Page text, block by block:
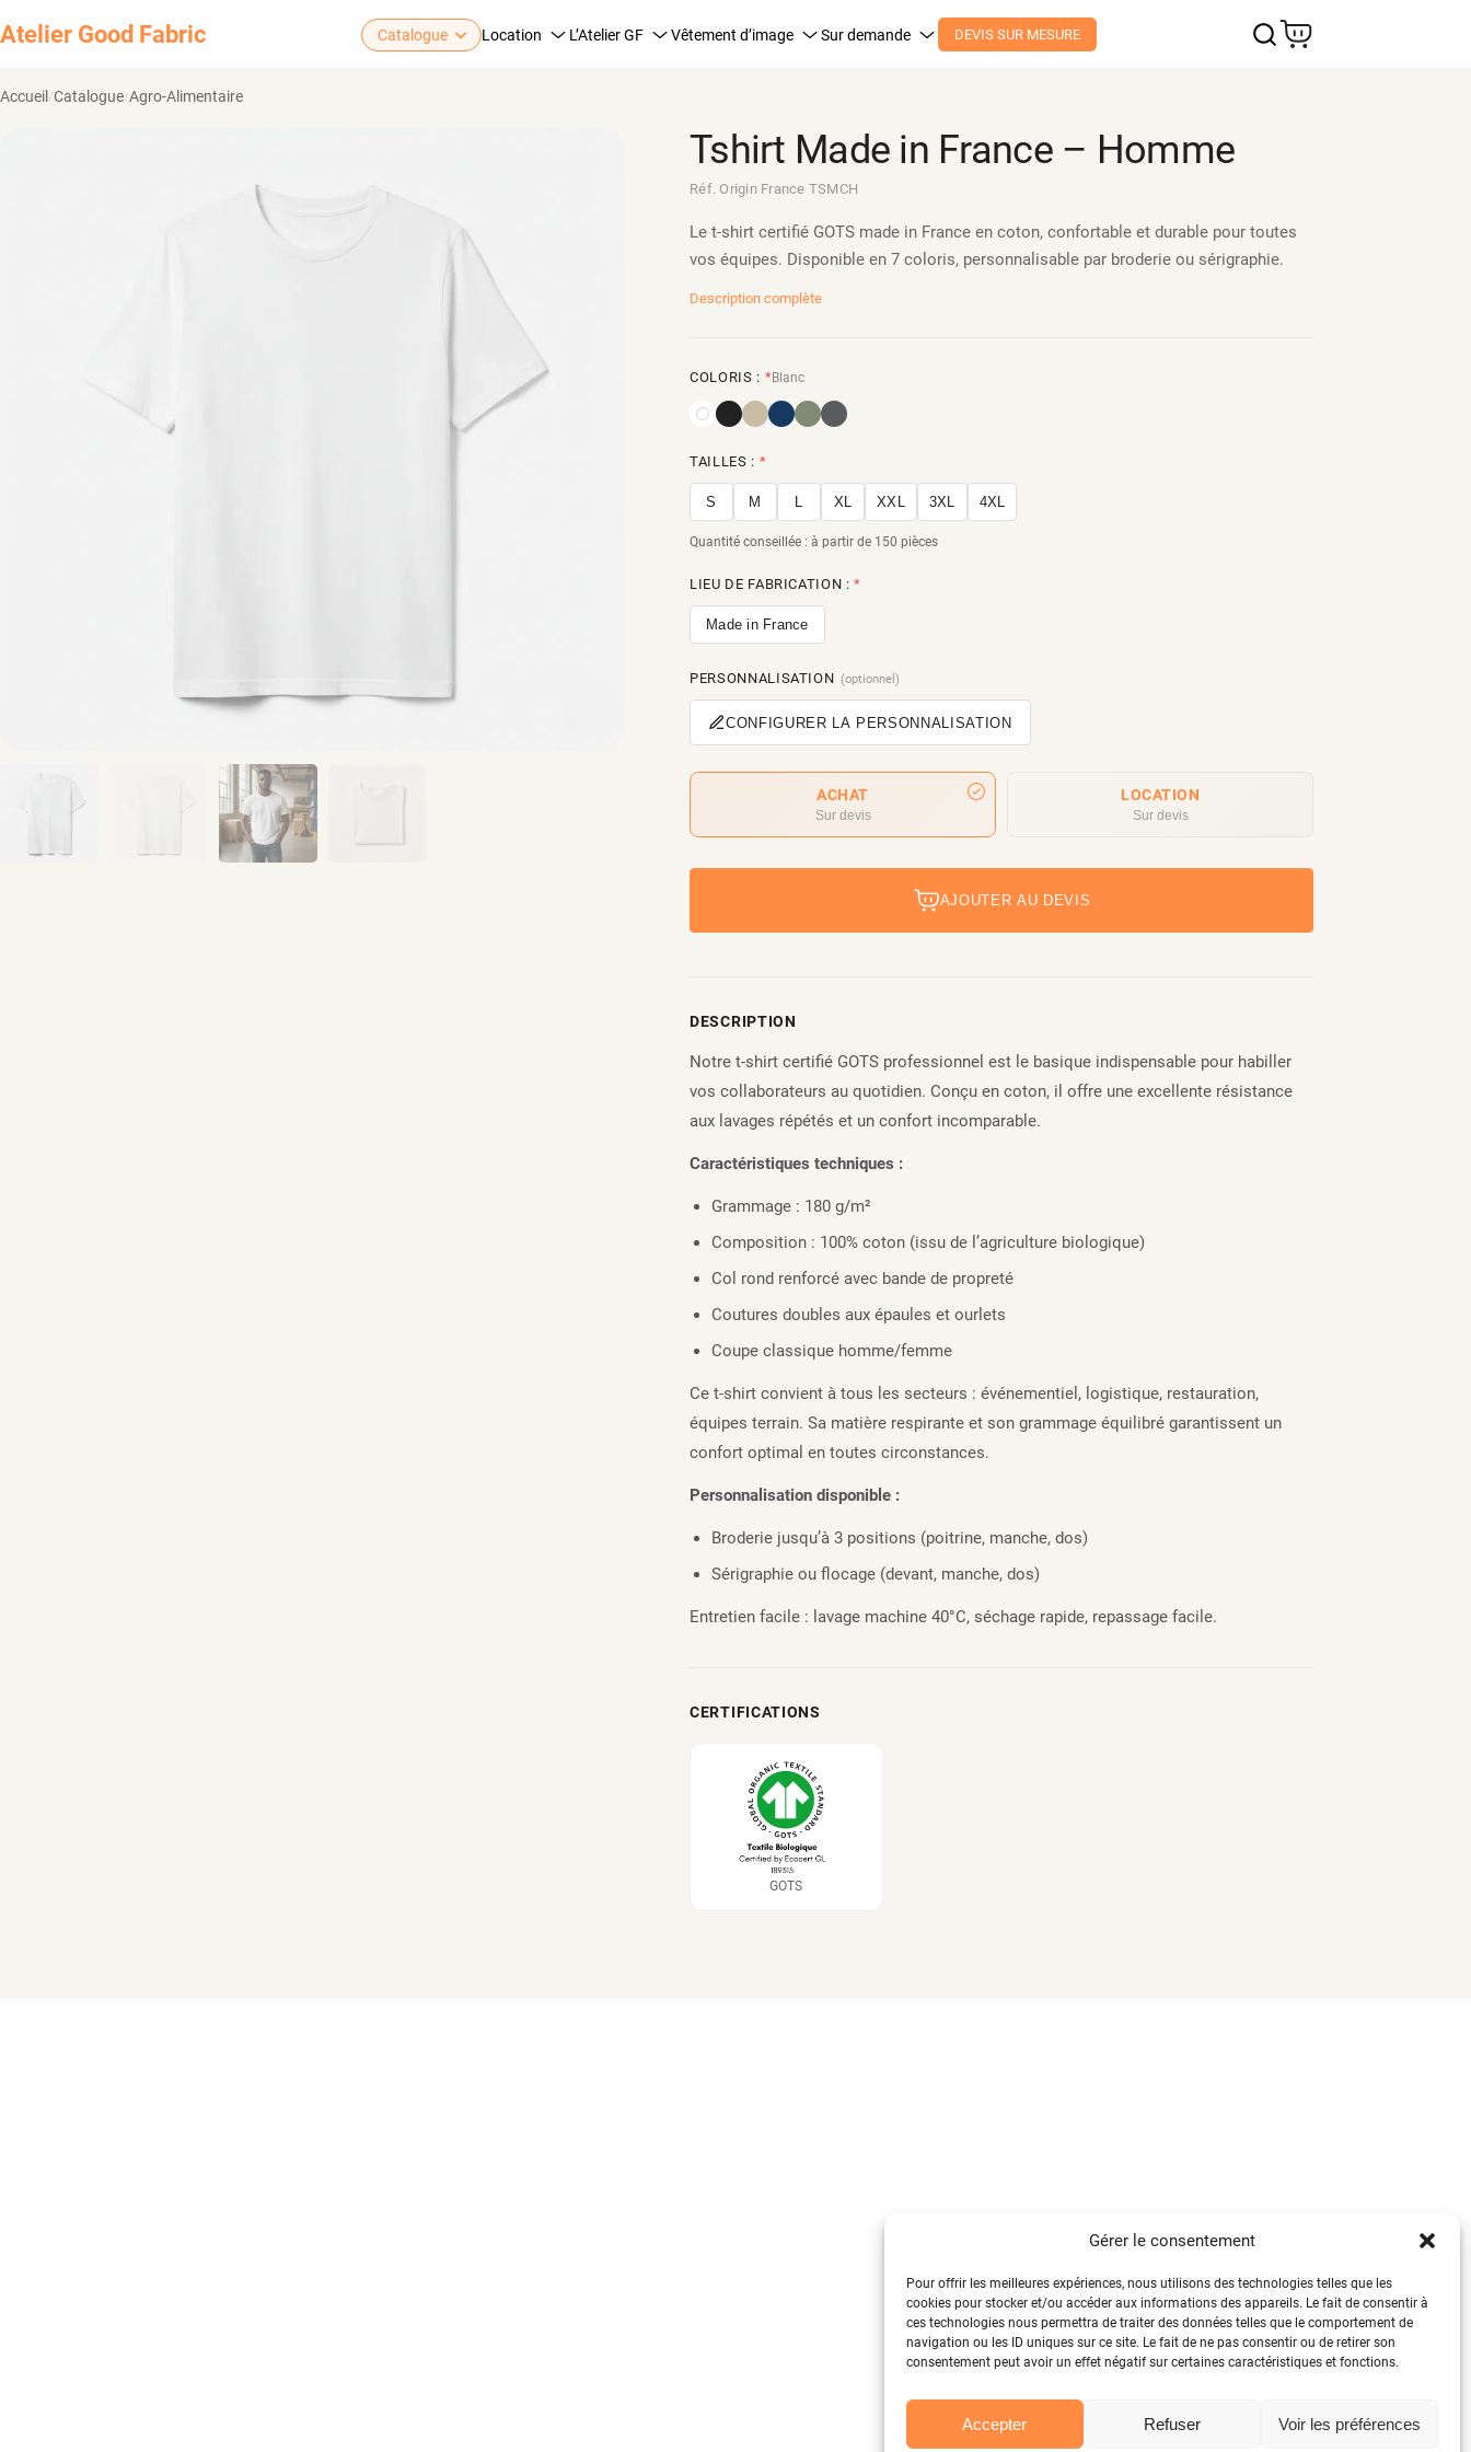
Gérer le consentement
Pour offrir les meilleures expériences, nous utilisons des technologies telles que les
cookies pour stocker et/ou accéder aux informations des appareils. Le fait de consentir à
ces technologies nous permettra de traiter des données telles que le comportement de
navigation ou les ID uniques sur ce site. Le fait de ne pas consentir ou de retirer son
consentement peut avoir un effet négatif sur certaines caractéristiques et fonctions.
Accepter Refuser Voir les préférences
Atelier Good Fabric Catalogue Location L’Atelier GF Vêtement d’image Sur demande DEVIS SUR MESURE
Accueil /Catalogue/Agro-Alimentaire
Tshirt Made in France – Homme
Réf. Origin France TSMCH
Le t-shirt certifié GOTS made in France en coton, confortable et durable pour toutes
vos équipes. Disponible en 7 coloris, personnalisable par broderie ou sérigraphie.
Description complète
COLORIS : *Blanc
TAILLES : *
S M L XL XXL 3XL 4XL
Quantité conseillée : à partir de 150 pièces
LIEU DE FABRICATION :*
Made in France
PERSONNALISATION (optionnel)
CONFIGURER LA PERSONNALISATION
ACHAT
Sur devis
LOCATION
Sur devis
AJOUTER AU DEVIS
DESCRIPTION
Notre t-shirt certifié GOTS professionnel est le basique indispensable pour habiller
vos collaborateurs au quotidien. Conçu en coton, il offre une excellente résistance
aux lavages répétés et un confort incomparable.
Caractéristiques techniques :
Grammage : 180 g/m²
Composition : 100% coton (issu de l’agriculture biologique)
Col rond renforcé avec bande de propreté
Coutures doubles aux épaules et ourlets
Coupe classique homme/femme
Ce t-shirt convient à tous les secteurs : événementiel, logistique, restauration,
équipes terrain. Sa matière respirante et son grammage équilibré garantissent un
confort optimal en toutes circonstances.
Personnalisation disponible :
Broderie jusqu’à 3 positions (poitrine, manche, dos)
Sérigraphie ou flocage (devant, manche, dos)
Entretien facile : lavage machine 40°C, séchage rapide, repassage facile.
CERTIFICATIONS
GOTS